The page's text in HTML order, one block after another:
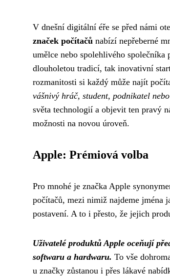
V dnešní digitální éře se před námi
značek počítačů nabízí nepřeberné
umělce nebo spolehlivého společníka
dlouholetou tradicí, tak inovativní
rozmanitosti si každý může najít
vášnivý hráč, student, podnikatel
světa technologií a objevit ten pravý
možnosti na novou úroveň.
Apple: Prémiová volba
Pro mnohé je značka Apple
počítačů, mezi nimiž najdeme jména
postavení. A to i přesto, že jejich
Uživatelé produktů Apple oceňují
softwaru a hardwaru. To vše
u značky zůstanou i přes lákavé